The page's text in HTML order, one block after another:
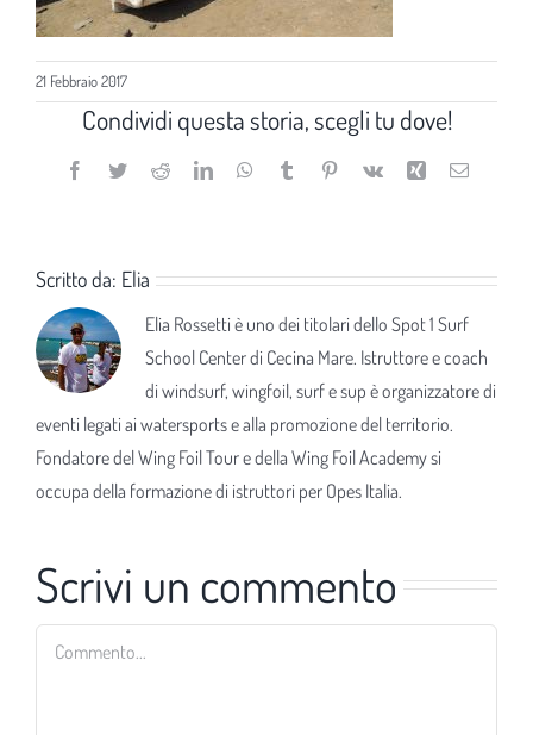
21 Febbraio 2017
Condividi questa storia, scegli tu dove!
Facebook
TwitterRedditLinkedInWhatsApp
TumblrPinterest
Vk Xing Email
Scritto da: Elia
Elia Rossetti è uno dei titolari dello Spot 1 Surf
School Center di Cecina Mare. Istruttore e coach
di windsurf, wingfoil, surf e sup è organizzatore di
eventi legati ai watersports e alla promozione del territorio.
Fondatore del Wing Foil Tour e della Wing Foil Academy si
occupa della formazione di istruttori per Opes Italia.
Scrivi un commento
Commento